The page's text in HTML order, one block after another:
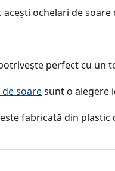
acești ochelari de
perfect cu un
de soaresunt o alegere
fabricată din